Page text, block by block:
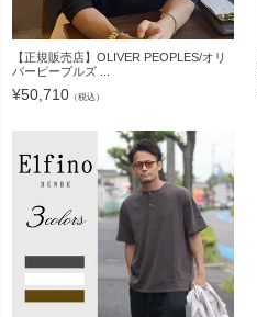
【正規販売店】OLIVER PEOPLES/オリ
バーピープルズ ...
¥50,710 （税込）